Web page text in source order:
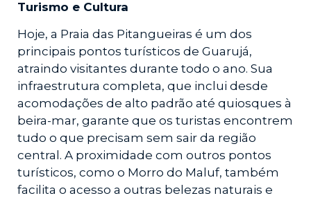
Turismo e Cultura
Hoje, a Praia das Pitangueiras é um dos
principais pontos turísticos de Guarujá,
atraindo visitantes durante todo o ano. Sua
infraestrutura completa, que inclui desde
acomodações de alto padrão até quiosques à
beira-mar, garante que os turistas encontrem
tudo o que precisam sem sair da região
central. A proximidade com outros pontos
turísticos, como o Morro do Maluf, também
facilita o acesso a outras belezas naturais e